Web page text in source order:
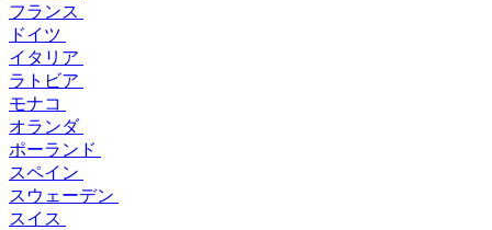
フランス
ドイツ
イタリア
ラトビア
モナコ
オランダ
ポーランド
スペイン
スウェーデン
スイス